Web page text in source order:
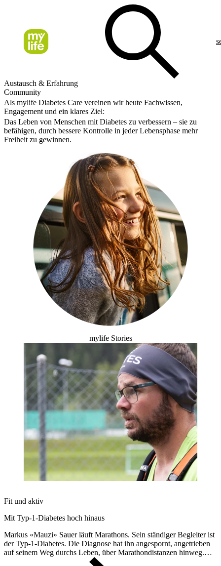
Austausch & Erfahrung
Community
Als mylife Diabetes Care vereinen wir heute Fachwissen,
Engagement und ein klares Ziel:
Das Leben von Menschen mit Diabetes zu verbessern – sie zu
befähigen, durch bessere Kontrolle in jeder Lebensphase mehr
Freiheit zu gewinnen.
mylife Stories
Fit und aktiv
Mit Typ-1-Diabetes hoch hinaus
Markus «Mauzi» Sauer läuft Marathons. Sein ständiger Begleiter ist
der Typ-1-Diabetes. Die Diagnose hat ihn angespornt, angetrieben
auf seinem Weg durchs Leben, über Marathondistanzen hinweg.
Seine neueste Herausforderung war die Bewältigung des